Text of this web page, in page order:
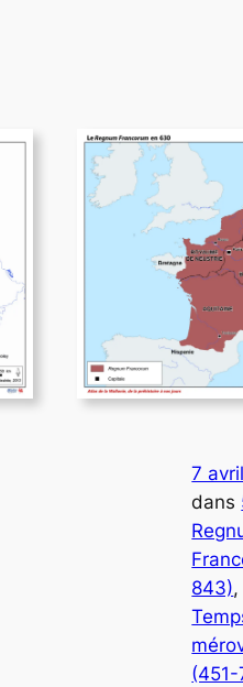
7
dans
843),
(451-